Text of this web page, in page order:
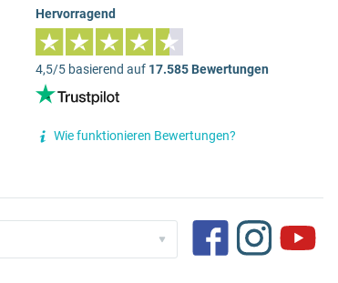
Hervorragend
4,5/5 basierend auf 17.585 Bewertungen
Wie funktionieren Bewertungen?